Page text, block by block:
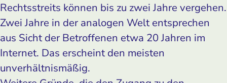
Rechtsstreits können bis zu zwei Jahre vergehen.
Zwei Jahre in der analogen Welt entsprechen
aus Sicht der Betroffenen etwa 20 Jahren im
Internet. Das erscheint den meisten
unverhältnismäßig.